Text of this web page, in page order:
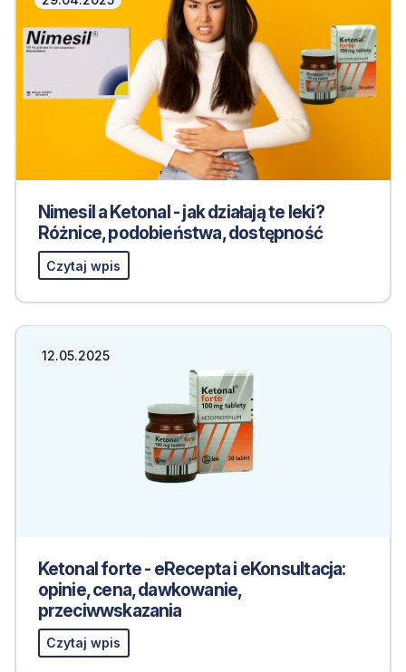
Nimesil a Ketonal - jak działają te leki?
Różnice, podobieństwa, dostępność
Czytaj wpis
12.05.2025
Ketonal forte - eRecepta i eKonsultacja:
opinie, cena, dawkowanie,
przeciwwskazania
Czytaj wpis